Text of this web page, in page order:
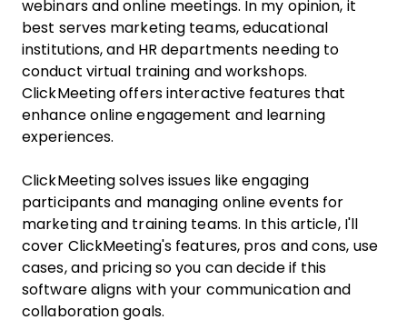
webinars and online meetings. In my opinion, it
best serves marketing teams, educational
institutions, and HR departments needing to
conduct virtual training and workshops.
ClickMeeting offers interactive features that
enhance online engagement and learning
experiences.
ClickMeeting solves issues like engaging
participants and managing online events for
marketing and training teams. In this article, I'll
cover ClickMeeting's features, pros and cons, use
cases, and pricing so you can decide if this
software aligns with your communication and
collaboration goals.